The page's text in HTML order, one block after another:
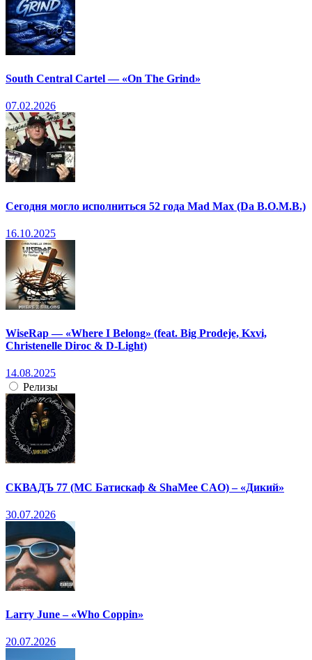
South Central Cartel — «On The Grind»
07.02.2026
Сегодня могло исполниться 52 года Mad Max (Da B.O.M.B.)
16.10.2025
WiseRap — «Where I Belong» (feat. Big Prodeje, Kxvi,
Christenelle Diroc & D-Light)
14.08.2025
Релизы
СКВАДЪ 77 (МС Батискаф & ShaMee CAO) – «Дикий»
30.07.2026
Larry June – «Who Coppin»
20.07.2026